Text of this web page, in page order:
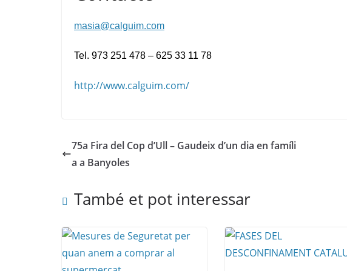
masia@calguim.com
Tel. 973 251 478 – 625 33 11 78
http://www.calguim.com/
75a Fira del Cop d’Ull – Gaudeix d’un dia en famíli
a a Banyoles
També et pot interessar